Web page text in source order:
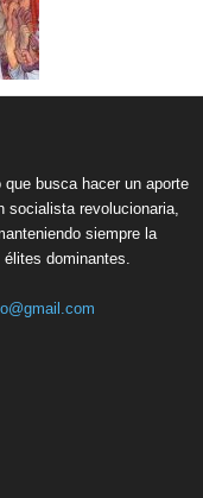
busca hacer un aporte
revolucionaria,
siempre la
dominantes.